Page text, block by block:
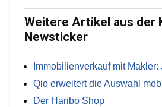
Weitere Artikel aus der
Newsticker
Immobilienverkauf mit Makler:
Qio erweitert die Auswahl
Der Haribo Shop